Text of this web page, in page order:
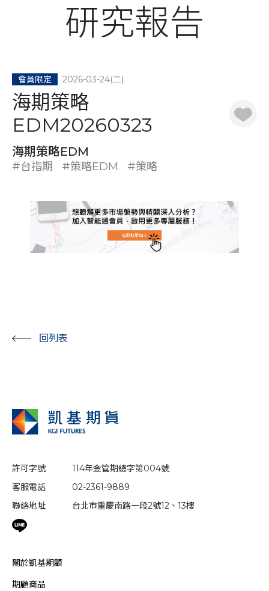
研究報告
會員限定 2026-03-24(二)
海期策略
EDM20260323
海期策略EDM
#台指期 #策略EDM #策略
回列表
許可字號
114年金管期總字第004號
客服電話
02-2361-9889
聯絡地址
台北市重慶南路一段2號12、13樓
關於凱基期顧
期顧商品